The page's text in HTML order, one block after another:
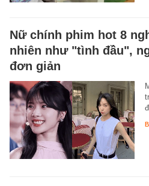
Nữ chính phim hot 8
nhiên như "tình đầu",
đơn giản